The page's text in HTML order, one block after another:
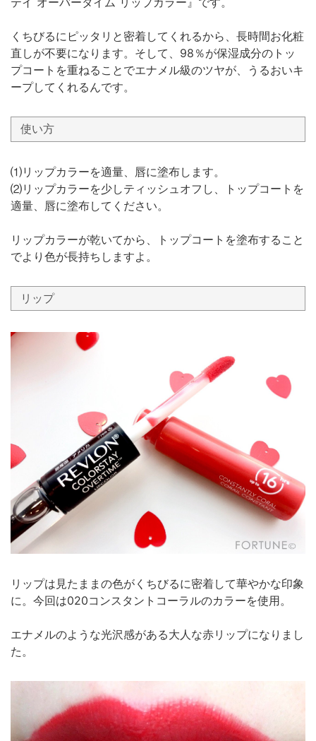
くちびるにピッタリと密着してくれるから、長時間お化粧
直しが不要になります。そして、98％が保湿成分のトッ
プコートを重ねることでエナメル級のツヤが、うるおいキ
ープしてくれるんです。
使い方
⑴リップカラーを適量、唇に塗布します。
⑵リップカラーを少しティッシュオフし、トップコートを
適量、唇に塗布してください。
リップカラーが乾いてから、トップコートを塗布すること
でより色が長持ちしますよ。
リップ
リップは見たままの色がくちびるに密着して華やかな印象
に。今回は020コンスタントコーラルのカラーを使用。
エナメルのような光沢感がある大人な赤リップになりまし
た。